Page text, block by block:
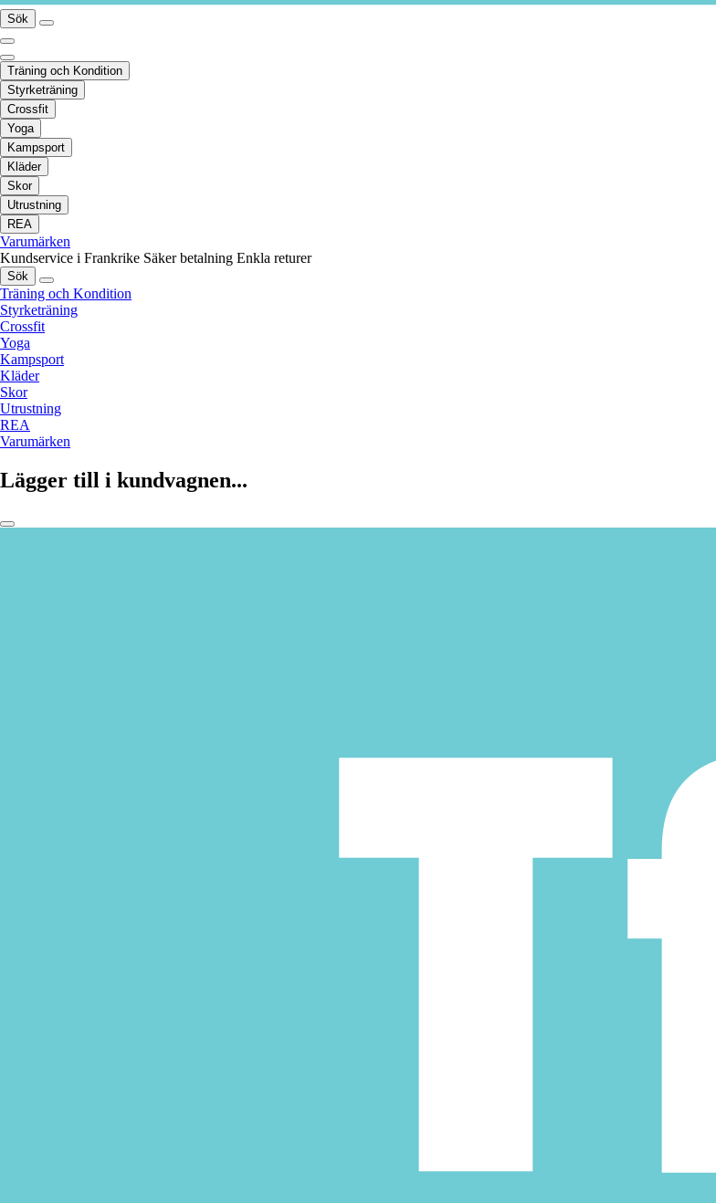
Sök
Träning och Kondition
Styrketräning
Crossfit
Yoga
Kampsport
Kläder
Skor
Utrustning
REA
Varumärken
Kundservice i Frankrike Säker betalning Enkla returer
Sök
Träning och Kondition
Styrketräning
Crossfit
Yoga
Kampsport
Kläder
Skor
Utrustning
REA
Varumärken
Lägger till i kundvagnen...